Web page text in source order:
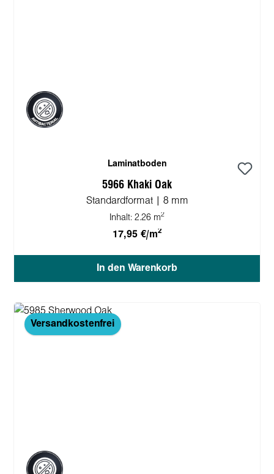
Laminatboden
5966 Khaki Oak
Standardformat | 8 mm
Inhalt: 2.26 m2
17,95 €/m2
In den Warenkorb
Versandkostenfrei